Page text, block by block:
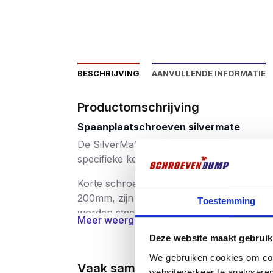
Toestemming
Deze website maakt
We gebruiken cookies om
BESCHRIJVING AANVULLENDE INFORMATIE
Productomschrijving
Spaanplaatschroeven silvermate
De SilverMate Next generation
specifieke kenmerken die licht of juist
Korte schroeven hebben juist een
200mm, zijn voorzien van een steeds
worden steeds sterker en sneller
De focus van de SilverMate Next
1)Met geringe aanzetdrukgaat de
Meer weergeven
Vaak samen gekocht